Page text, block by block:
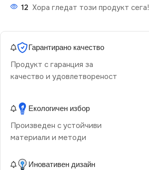
12 Хора гледат този продукт сега!
Гарантирано качество
Продукт с гаранция за
качество и удовлетвореност
Екологичен избор
Произведен с устойчиви
материали и методи
Иновативен дизайн